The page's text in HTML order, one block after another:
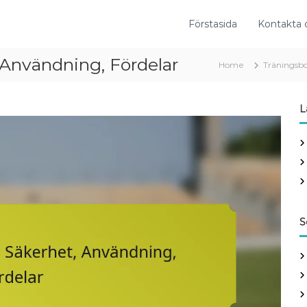
Förstasida Kontakta
Fördelar Home